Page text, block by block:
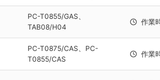
PC-T0855/GAS、
TAB08/H04
作業
PC-T0875/CAS、PC-
T0855/CAS
作業